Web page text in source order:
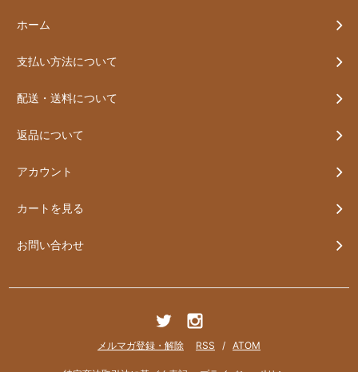
ホーム
支払い方法について
配送・送料について
返品について
アカウント
カートを見る
お問い合わせ
メルマガ登録・解除 RSS / ATOM